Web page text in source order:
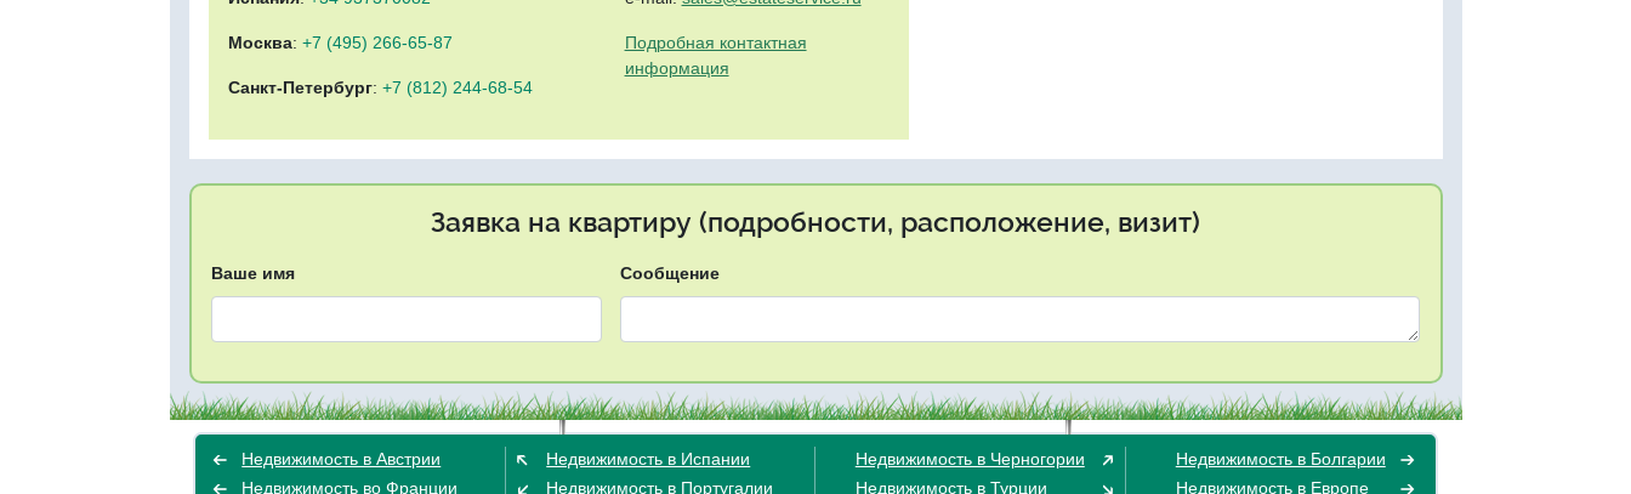
Москва: +7 (495) 266-65-87
Санкт-Петербург: +7 (812) 244-68-54
Подробная контактная
информация
Заявка на квартиру (подробности, расположение, визит)
Ваше имя Сообщение
Недвижимость в Австрии
Недвижимость во Франции
Недвижимость в Испании
Недвижимость в Португалии
Недвижимость в Черногории
Недвижимость в Турции
Недвижимость в Болгарии
Недвижимость в Европе